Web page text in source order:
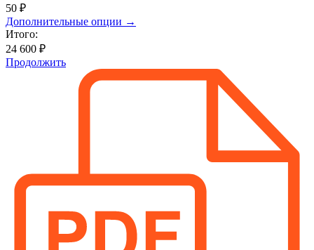
50 ₽
Дополнительные опции →
Итого:
24 600 ₽
Продолжить